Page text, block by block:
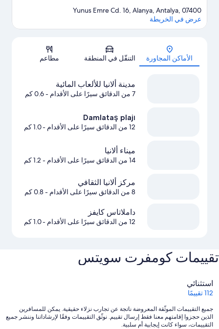
الخريطة
Yunus Emre Cd. 16, Alanya, Antalya, 07400
عرض في الخريطة
الأماكن المجاورة التنقّل في المنطقة مطاعم
مدينة ألانيا للألعاب المائية
7 من الدقائق سيرًا على الأقدام - 0.6 كم
Damlataş plajı
12 من الدقائق سيرًا على الأقدام - 1.0 كم
ميناء ألانيا
14 من الدقائق سيرًا على الأقدام - 1.2 كم
مركز ألانيا الثقافي
8 من الدقائق سيرًا على الأقدام - 0.8 كم
داملاتاس كايفز
12 من الدقائق سيرًا على الأقدام - 1.0 كم
تقييمات ⁦كومفرت سويتس⁩
التقييمات
استثنائي
112 تقييمًا
جميع التقييمات الموثّقة المعروضة ناتجة عن تجارب نزلاء حقيقية. يمكن للمسافرين
الذين حجزوا إقامتهم معنا فقط إرسال تقييم. نوثّق التقييمات وفقًا لإرشاداتنا وننشر جميع
التقييمات، سواء كانت إيجابية أم سلبية.